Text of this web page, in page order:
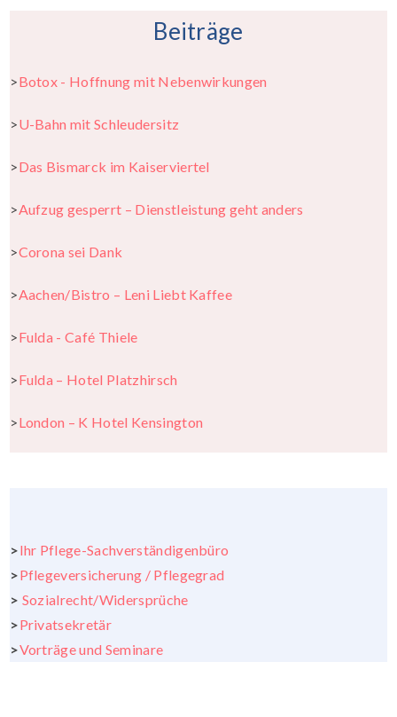
Beiträge
>Botox - Hoffnung mit Nebenwirkungen
>U-Bahn mit Schleudersitz
>Das Bismarck im Kaiserviertel
>Aufzug gesperrt – Dienstleistung geht anders
>Corona sei Dank
>Aachen/Bistro – Leni Liebt Kaffee
>Fulda - Café Thiele
>Fulda – Hotel Platzhirsch
>London – K Hotel Kensington
>Ihr Pflege-Sachverständigenbüro
>Pflegeversicherung / Pflegegrad
> Sozialrecht/Widersprüche
>Privatsekretär
>Vorträge und Seminare